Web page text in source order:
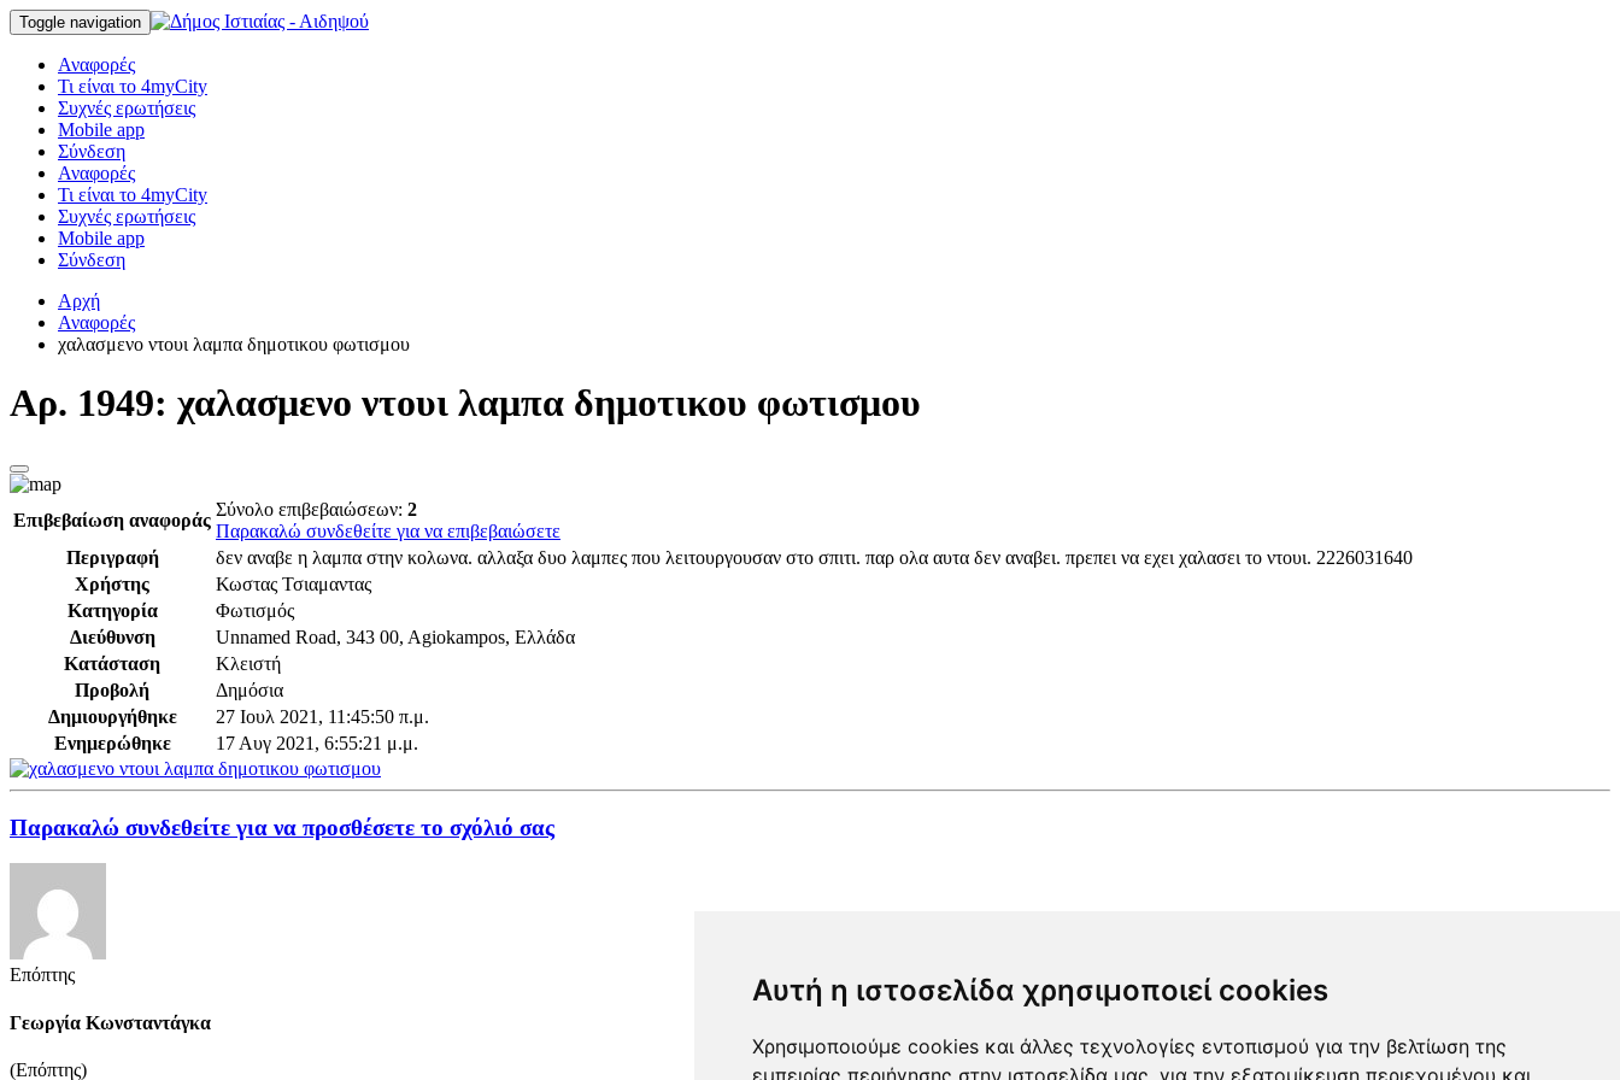
Αυτή η ιστοσελίδα χρησιμοποιεί cookies
Χρησιμοποιούμε cookies και άλλες τεχνολογίες εντοπισμού για την βελτίωση της
εμπειρίας περιήγησης στην ιστοσελίδα μας, για την εξατομίκευση περιεχομένου και
Toggle navigation
Αναφορές
Τι είναι το 4myCity
Συχνές ερωτήσεις
Mobile app
Σύνδεση
Αναφορές
Τι είναι το 4myCity
Συχνές ερωτήσεις
Mobile app
Σύνδεση
Αρχή
Αναφορές
χαλασμενο ντουι λαμπα δημοτικου φωτισμου
Αρ. 1949: χαλασμενο ντουι λαμπα δημοτικου φωτισμου
Επιβεβαίωση αναφοράς
Σύνολο επιβεβαιώσεων: 2
Παρακαλώ συνδεθείτε για να επιβεβαιώσετε
Περιγραφή
δεν αναβε η λαμπα στην κολωνα. αλλαξα δυο λαμπες που λειτουργουσαν στο σπιτι. παρ ολα αυτα δεν αναβει. πρεπει να εχει χαλασει το ντουι. 2226031640
Χρήστης
Κωστας Τσιαμαντας
Κατηγορία
Φωτισμός
Διεύθυνση
Unnamed Road, 343 00, Agiokampos, Ελλάδα
Κατάσταση
Κλειστή
Προβολή
Δημόσια
Δημιουργήθηκε
27 Ιουλ 2021, 11:45:50 π.μ.
Ενημερώθηκε
17 Αυγ 2021, 6:55:21 μ.μ.
Παρακαλώ συνδεθείτε για να προσθέσετε το σχόλιό σας
Επόπτης
Γεωργία Κωνσταντάγκα
(Επόπτης)